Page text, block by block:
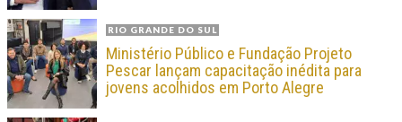
RIO GRANDE DO SUL
Ministério Público e Fundação Projeto
Pescar lançam capacitação inédita para
jovens acolhidos em Porto Alegre